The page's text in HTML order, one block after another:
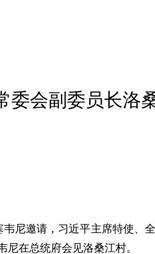
委会副委员长洛
尼邀请，习近平主席特使、
在总统府会见洛桑江村。